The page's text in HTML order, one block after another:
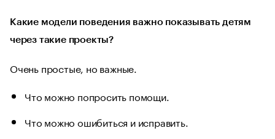
Какие модели поведения важно показывать детям
через такие проекты?
Очень простые, но важные.
Что можно попросить помощи.
Что можно ошибиться и исправить.